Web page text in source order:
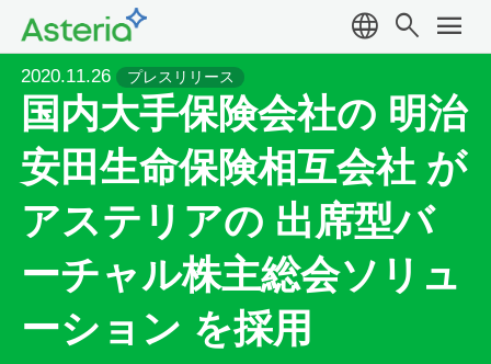
language search menu
2020.11.26 プレスリリース
国内大手保険会社の 明治
安田生命保険相互会社 が
アステリアの 出席型バ
ーチャル株主総会ソリュ
ーション を採用